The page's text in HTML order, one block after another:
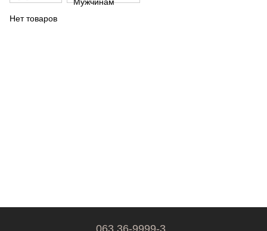
Нет товаров
063 36-9999-3